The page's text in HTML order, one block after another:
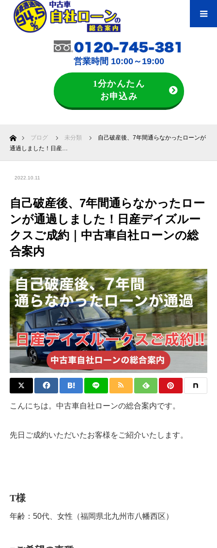
営業時間 10:00～19:00
1分かんたん
お申込み
ホームブログ 未分類
自己破産後、7年間通らなかったローンが
通過しました！日産…
2022.10.11
自己破産後、7年間通らなかったロー
ンが通過しました！日産デイズルー
クスご成約｜中古車自社ローンの総
合案内
こんにちは。中古車自社ローンの総合案内です。
先日ご成約いただいたお客様をご紹介いたします。
T様
年齢：50代、女性（福岡県北九州市八幡西区）